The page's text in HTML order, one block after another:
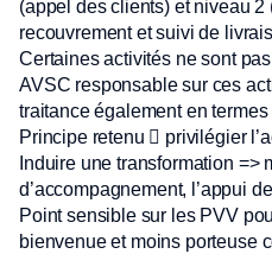
(appel des clients) et niveau
recouvrement et suivi de
Certaines activités ne sont
AVSC responsable sur ces
traitance également en
Principe retenu  privilégier
Induire une transformation =>
d’accompagnement, l’appui
Point sensible sur les PVV
bienvenue et moins porteuse